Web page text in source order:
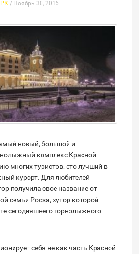
/ Ноябрь 30, 2016
новый, большой и
комплекс Красной
многих туристов, это лучший в
курорт. Для любителей
получила свое название от
семьи Рооза, хутор которой
сегодняшнего горнолыжного
себя не как часть Красной